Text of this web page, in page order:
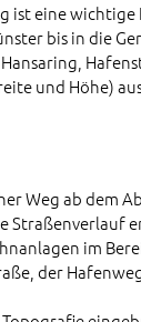
ist eine
bis in die
und Höhe)
Weg ab dem
Straßenverlauf
im
der